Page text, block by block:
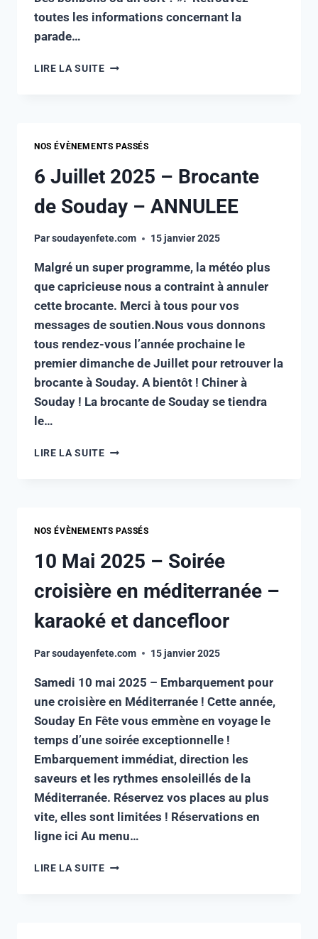
toutes les informations concernant la
parade…
LIRE LA SUITE
NOS ÉVÈNEMENTS PASSÉS
6 Juillet 2025 – Brocante
de Souday – ANNULEE
Parsoudayenfete.com 15 janvier 2025
Malgré un super programme, la météo plus
que capricieuse nous a contraint à annuler
cette brocante. Merci à tous pour vos
messages de soutien.Nous vous donnons
tous rendez-vous l’année prochaine le
premier dimanche de Juillet pour retrouver la
brocante à Souday. A bientôt ! Chiner à
Souday ! La brocante de Souday se tiendra
le…
LIRE LA SUITE
NOS ÉVÈNEMENTS PASSÉS
10 Mai 2025 – Soirée
croisière en méditerranée –
karaoké et dancefloor
Parsoudayenfete.com 15 janvier 2025
Samedi 10 mai 2025 – Embarquement pour
une croisière en Méditerranée ! Cette année,
Souday En Fête vous emmène en voyage le
temps d’une soirée exceptionnelle !
Embarquement immédiat, direction les
saveurs et les rythmes ensoleillés de la
Méditerranée. Réservez vos places au plus
vite, elles sont limitées ! Réservations en
ligne ici Au menu…
LIRE LA SUITE